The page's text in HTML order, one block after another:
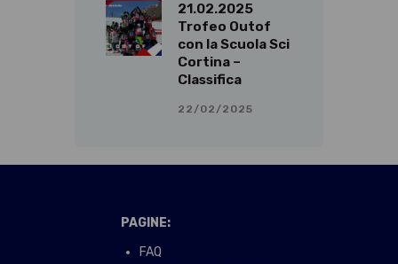
21.02.2025
Trofeo Outof
con la Scuola Sci
Cortina –
Classifica
22/02/2025
PAGINE:
FAQ